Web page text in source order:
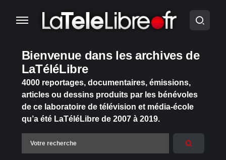
Bienvenue dans les archives de
LaTéléLibre
4000 reportages, documentaires, émissions,
articles ou dessins produits par les bénévoles
de ce laboratoire de télévision et média-école
qu’a été LaTéléLibre de 2007 à 2019.